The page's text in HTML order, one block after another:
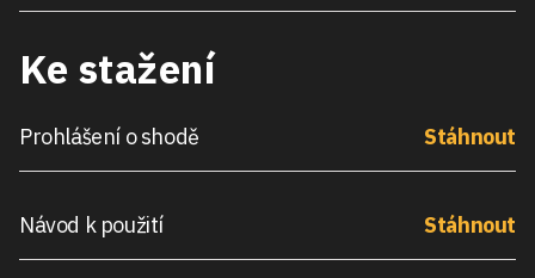
Ke stažení
Prohlášení o shodě Stáhnout
Návod k použití Stáhnout